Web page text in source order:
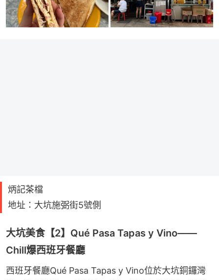
炳記茶檔
地址：大坑施弼街5號側
大坑美食【2】Qué Pasa Tapas y Vino——
Chill爆西班牙餐廳
西班牙餐廳Qué Pasa Tapas y Vino位於大坑銅鑼灣